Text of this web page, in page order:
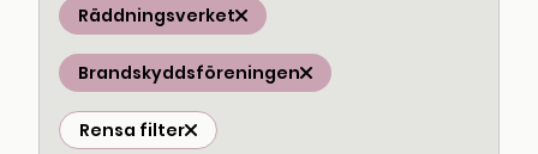
Räddningsverket
Brandskyddsföreningen
Rensa filter